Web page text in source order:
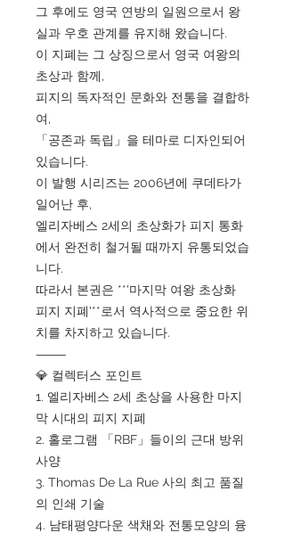
그 후에도 영국 연방의 일원으로서 왕
실과 우호 관계를 유지해 왔습니다.
이 지폐는 그 상징으로서 영국 여왕의
초상과 함께,
피지의 독자적인 문화와 전통을 결합하
여,
「공존과 독립」을 테마로 디자인되어
있습니다.
이 발행 시리즈는 2006년에 쿠데타가
일어난 후,
엘리자베스 2세의 초상화가 피지 통화
에서 완전히 철거될 때까지 유통되었습
니다.
따라서 본권은 **'마지막 여왕 초상화
피지 지폐'**로서 역사적으로 중요한 위
치를 차지하고 있습니다.
⸻
💎 컬렉터스 포인트
1. 엘리자베스 2세 초상을 사용한 마지
막 시대의 피지 지폐
2. 홀로그램 「RBF」들이의 근대 방위
사양
3. Thomas De La Rue 사의 최고 품질
의 인쇄 기술
4. 남태평양다운 색채와 전통모양의 융